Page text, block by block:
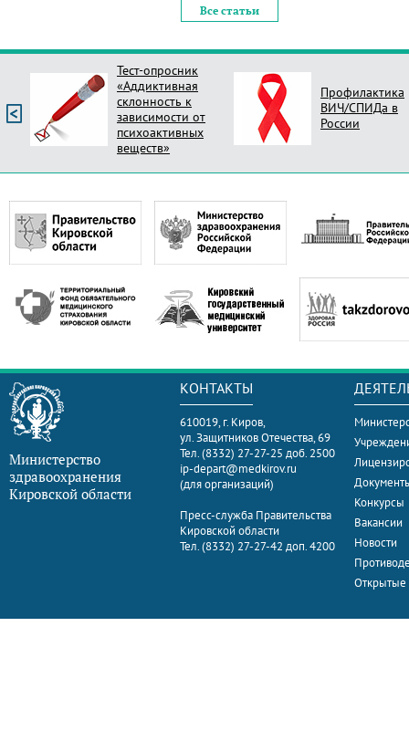
Все статьи
Тест-опросник
«Аддиктивная
склонность к
зависимости от
психоактивных
веществ»
Профилактика
ВИЧ/СПИДа в
России
Министерство
здравоохранения
Кировской области
КОНТАКТЫ
610019, г. Киров,
ул. Защитников Отечества, 69
Тел. (8332) 27-27-25 доб. 2500
ip-depart@medkirov.ru
(для организаций)
Пресс-служба Правительства
Кировской области
Тел. (8332) 27-27-42 доп. 4200
Конкурсы
Вакансии
Новости